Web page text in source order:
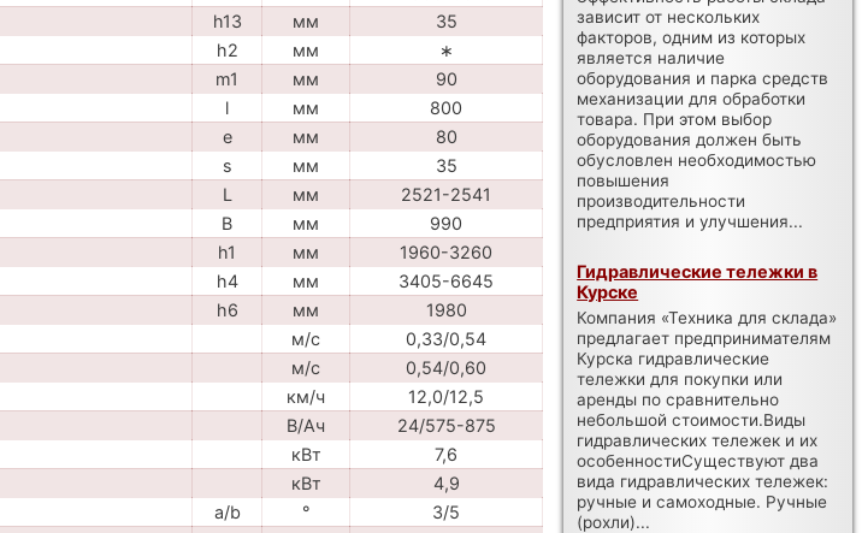
h13 мм
35
h2 мм
∗
m1 мм
90
l мм
800
e мм
80
s мм
35
L мм
2521-2541
B мм
990
h1 мм
1960-3260
h4 мм
3405-6645
h6 мм
1980
м/с
0,33/0,54
м/с
0,54/0,60
км/ч
12,0/12,5
В/Ач
24/575-875
кВт
7,6
кВт
4,9
a/b °
3/5
зависит от нескольких
факторов, одним из которых
является наличие
оборудования и парка средств
механизации для обработки
товара. При этом выбор
оборудования должен быть
обусловлен необходимостью
повышения
производительности
предприятия и улучшения...
Гидравлические тележки в
Курске
Компания «Техника для склада»
предлагает предпринимателям
Курска гидравлические
тележки для покупки или
аренды по сравнительно
небольшой стоимости.Виды
гидравлических тележек и их
особенностиСуществуют два
вида гидравлических тележек:
ручные и самоходные. Ручные
(рохли)...